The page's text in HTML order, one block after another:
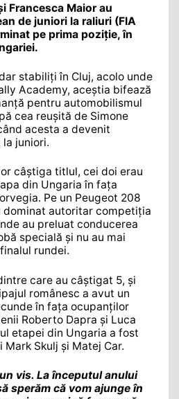
Francesca Maior au
de juniori la raliuri (FIA
pe prima poziție, în
stabiliți în Cluj, acolo unde
Academy, aceștia bifează
pentru automobilismul
cea reușită de Simone
acesta a devenit
juniori.
câștiga titlul, cei doi erau
din Ungaria în fața
Pe un Peugeot 208
dominat autoritar competiția
au preluat conducerea
specială și nu au mai
rundei.
care au câștigat 5, și
românesc a avut un
în fața ocupanților
Roberto Dapra și Luca
etapei din Ungaria a fost
Skulj și Matej Car.
vis. La începutul anului
sperăm că vom ajunge în